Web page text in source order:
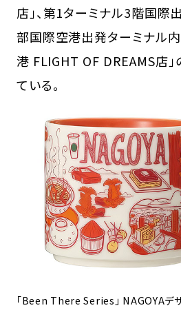
店」、第1ターミナル3階国際
部国際空港出発ターミナル内
港 FLIGHT OF DREAMS店」
ている。
「Been There Series」 NAGOYAデザ